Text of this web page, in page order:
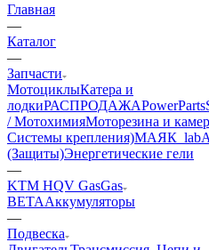
Главная
—
Каталог
—
Запчасти
МотоциклыКатера и
лодкиРАСПРОДАЖАPowerParts
/ МотохимияМоторезина и
Системы крепления)МАЯК_lab
(Защиты)Энергетические гели
—
KTM HQV GasGas
BETAАккумуляторы
—
Подвеска